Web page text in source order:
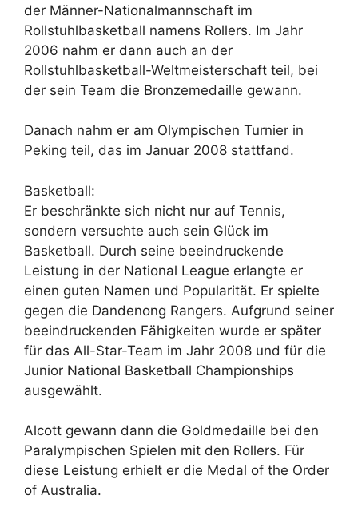
der Männer-Nationalmannschaft im
Rollstuhlbasketball namens Rollers. Im Jahr
2006 nahm er dann auch an der
Rollstuhlbasketball-Weltmeisterschaft teil, bei
der sein Team die Bronzemedaille gewann.
Danach nahm er am Olympischen Turnier in
Peking teil, das im Januar 2008 stattfand.
Basketball:
Er beschränkte sich nicht nur auf Tennis,
sondern versuchte auch sein Glück im
Basketball. Durch seine beeindruckende
Leistung in der National League erlangte er
einen guten Namen und Popularität. Er spielte
gegen die Dandenong Rangers. Aufgrund seiner
beeindruckenden Fähigkeiten wurde er später
für das All-Star-Team im Jahr 2008 und für die
Junior National Basketball Championships
ausgewählt.
Alcott gewann dann die Goldmedaille bei den
Paralympischen Spielen mit den Rollers. Für
diese Leistung erhielt er die Medal of the Order
of Australia.